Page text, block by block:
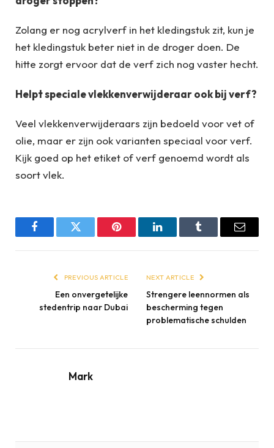
Zolang er nog acrylverf in het kledingstuk zit, kun je
het kledingstuk beter niet in de droger doen. De
hitte zorgt ervoor dat de verf zich nog vaster hecht.
Helpt speciale vlekkenverwijderaar ook bij verf?
Veel vlekkenverwijderaars zijn bedoeld voor vet of
olie, maar er zijn ook varianten speciaal voor verf.
Kijk goed op het etiket of verf genoemd wordt als
soort vlek.
FacebookTwitter Pinterest LinkedInTumblr Email
PREVIOUS ARTICLE
Een onvergetelijke
stedentrip naar Dubai
NEXT ARTICLE
Strengere leennormen als
bescherming tegen
problematische schulden
Mark